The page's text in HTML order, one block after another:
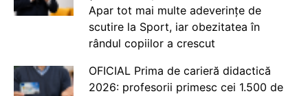
Apar tot mai multe adeverințe de
scutire la Sport, iar obezitatea în
rândul copiilor a crescut
OFICIAL Prima de carieră didactică
2026: profesorii primesc cei 1.500 de